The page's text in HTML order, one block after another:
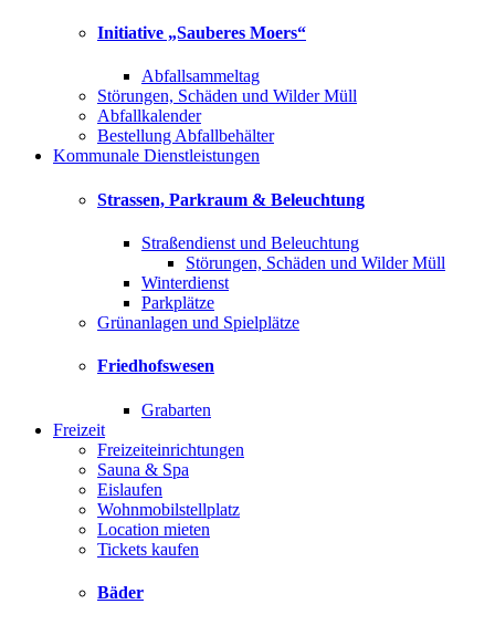
Initiative „Sauberes Moers“
Abfallsammeltag
Störungen, Schäden und Wilder Müll
Abfallkalender
Bestellung Abfallbehälter
Kommunale Dienstleistungen
Strassen, Parkraum & Beleuchtung
Straßendienst und Beleuchtung
Störungen, Schäden und Wilder Müll
Winterdienst
Parkplätze
Grünanlagen und Spielplätze
Friedhofswesen
Grabarten
Freizeit
Freizeiteinrichtungen
Sauna & Spa
Eislaufen
Wohnmobilstellplatz
Location mieten
Tickets kaufen
Bäder